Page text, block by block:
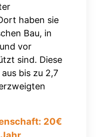
haben sie
Bau, in
vor
sind. Diese
bis zu 2,7
20€